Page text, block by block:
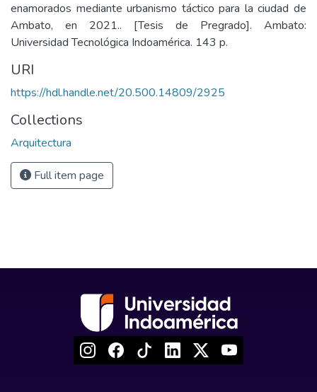
enamorados mediante urbanismo táctico para la ciudad de
Ambato, en 2021.. [Tesis de Pregrado]. Ambato:
Universidad Tecnológica Indoamérica. 143 p.
URI
https://hdl.handle.net/20.500.14809/2925
Collections
Arquitectura
Full item page